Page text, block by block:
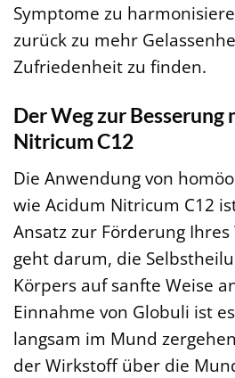
Symptome zu
zurück zu mehr
Zufriedenheit zu finden.
Der Weg zur Besserung
Nitricum C12
Die Anwendung von
wie Acidum Nitricum C12
Ansatz zur Förderung
geht darum, die
Körpers auf sanfte Weise
Einnahme von Globuli ist
langsam im Mund
der Wirkstoff über die